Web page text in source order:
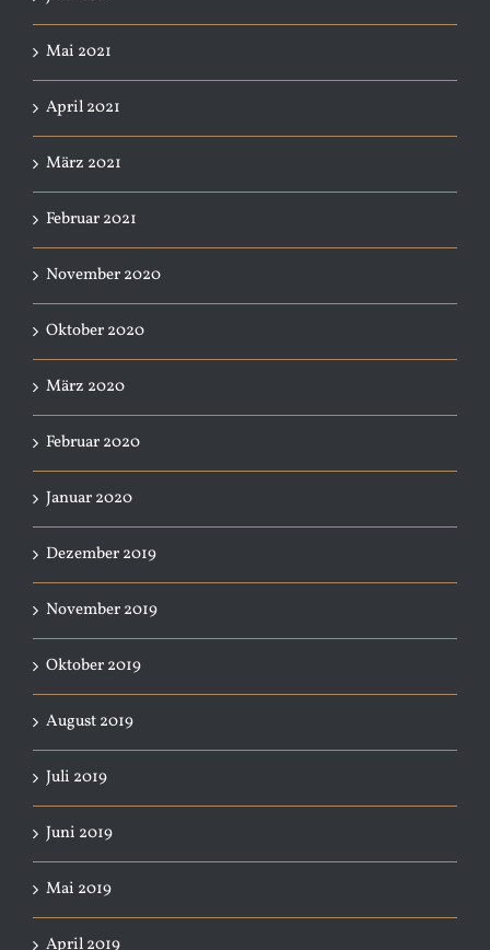
Mai 2021
April 2021
März 2021
Februar 2021
November 2020
Oktober 2020
März 2020
Februar 2020
Januar 2020
Dezember 2019
November 2019
Oktober 2019
August 2019
Juli 2019
Juni 2019
Mai 2019
April 2019